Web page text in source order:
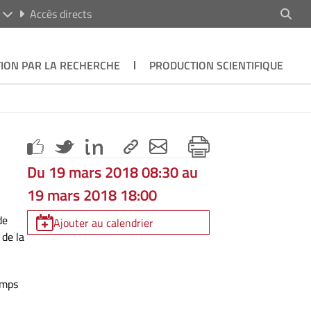
Accès directs
PAR LA RECHERCHE PRODUCTION SCIENTIFIQUE
la
Du 19 mars 2018 08:30 au
19 mars 2018 18:00
Ajouter au calendrier